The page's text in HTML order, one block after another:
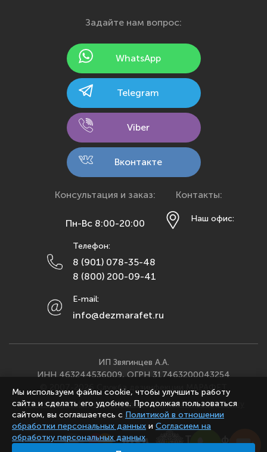
Йошкар-Ола
Калининград
Кемерово
Кострома
Краснодар
Красноярск
Махачкала
Москва
Набережные Челны
Нижний Новгород
Орел
Оренбург
Пенза
Пермь
Задайте нам вопрос:
WhatsApp
Telegram
Viber
Вконтакте
Консультация и заказ:
Пн-Вс 8:00-20:00
Телефон:
8 (901) 078-35-48
8 (800) 200-09-41
E-mail:
info@dezmarafet.ru
Контакты:
Наш офис:
ИП Звягинцев А.А.
ИНН 463244536009, ОГРН 317463200043254
© 2007-2026 Служба дезинфекции МАРАФЕТ
Политика конфиденциальности ·Согласие на обработку
персональных данных
Мы используем файлы cookie, чтобы улучшить работу
сайта и сделать его удобнее. Продолжая пользоваться
сайтом, вы соглашаетесь с Политикой в отношении
обработки персональных данных и Согласием на
обработку персональных данных